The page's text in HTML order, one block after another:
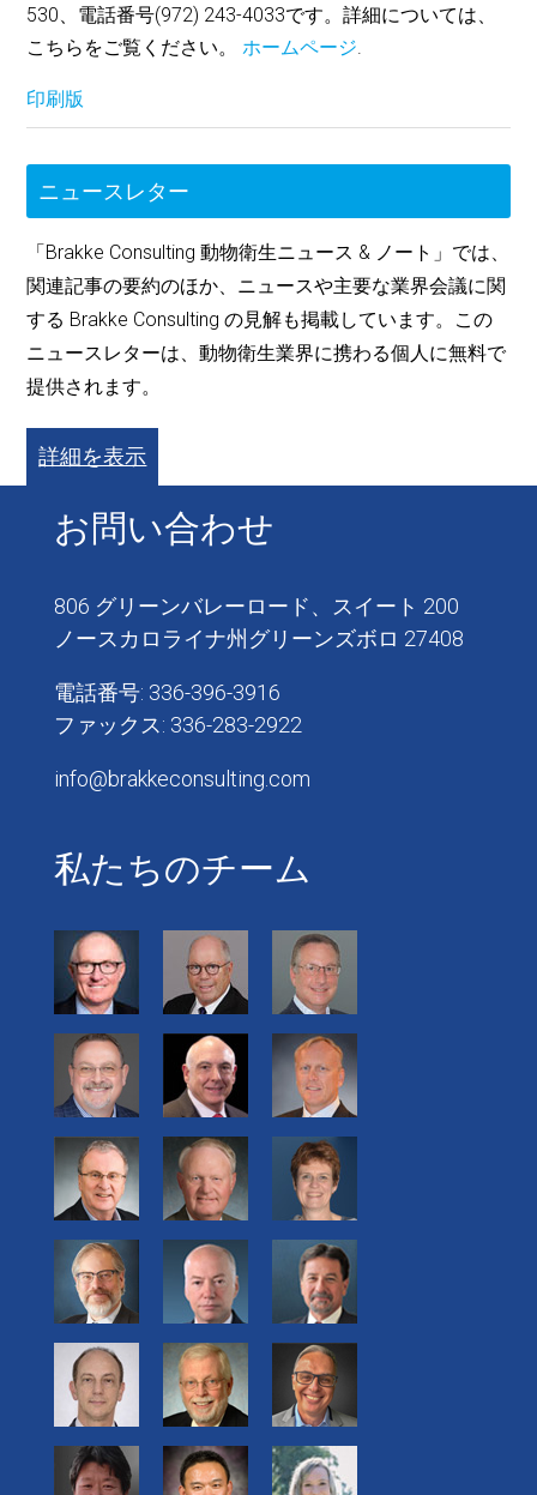
530、電話番号(972) 243-4033です。詳細については、
こちらをご覧ください。ホームページ.
印刷版
ニュースレター
「Brakke Consulting 動物衛生ニュース & ノート」では、
関連記事の要約のほか、ニュースや主要な業界会議に関
する Brakke Consulting の見解も掲載しています。この
ニュースレターは、動物衛生業界に携わる個人に無料で
提供されます。
詳細を表示
お問い合わせ
806 グリーンバレーロード、スイート 200
ノースカロライナ州グリーンズボロ 27408
電話番号: 336-396-3916
ファックス: 336-283-2922
info@brakkeconsulting.com
私たちのチーム